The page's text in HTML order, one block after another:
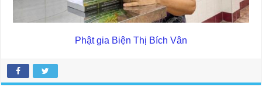
Phật gia Biện Thị Bích Vân